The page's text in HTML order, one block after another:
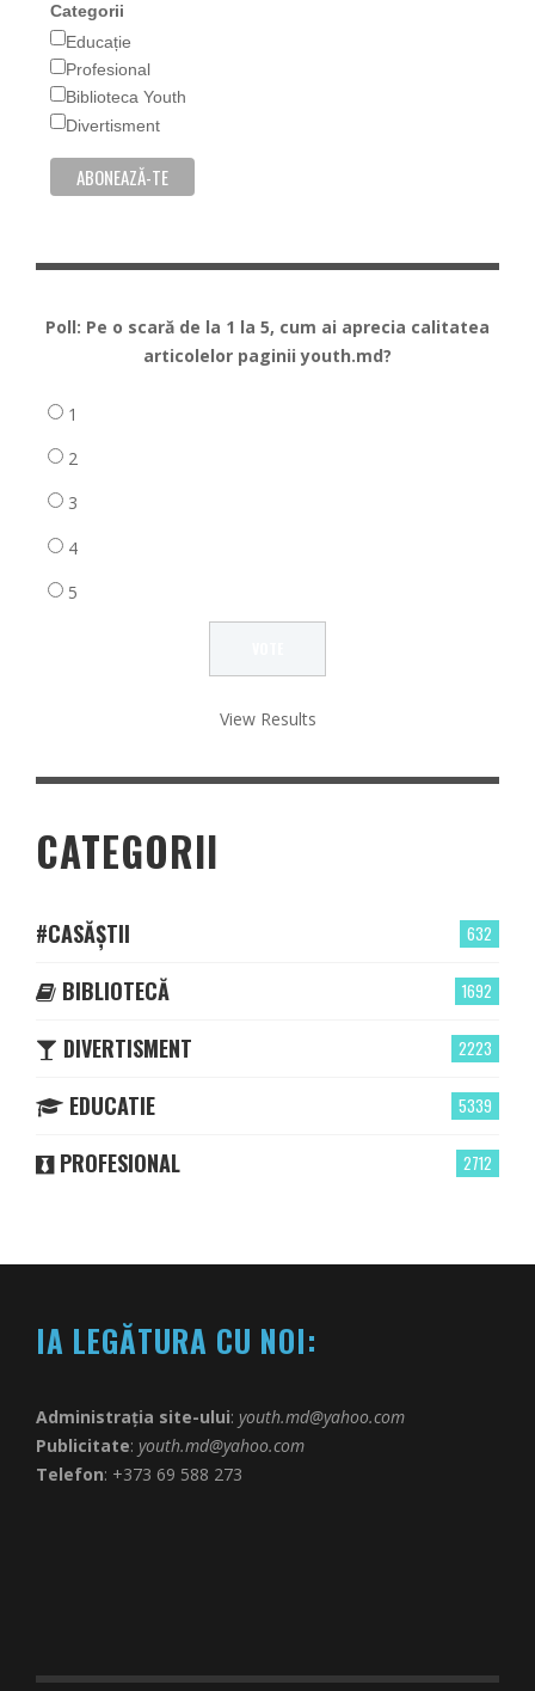
Categorii
Educație
Profesional
Biblioteca Youth
Divertisment
Poll: Pe o scară de la 1 la 5, cum ai aprecia calitatea
articolelor paginii youth.md?
1
2
3
4
5
View Results
CATEGORII
632
#CASĂȘTII
1692
BIBLIOTECĂ
2223
DIVERTISMENT
5339
EDUCATIE
2712
PROFESIONAL
IA LEGĂTURA CU NOI:
Administrația site-ului: youth.md@yahoo.com
Publicitate: youth.md@yahoo.com
Telefon: +373 69 588 273